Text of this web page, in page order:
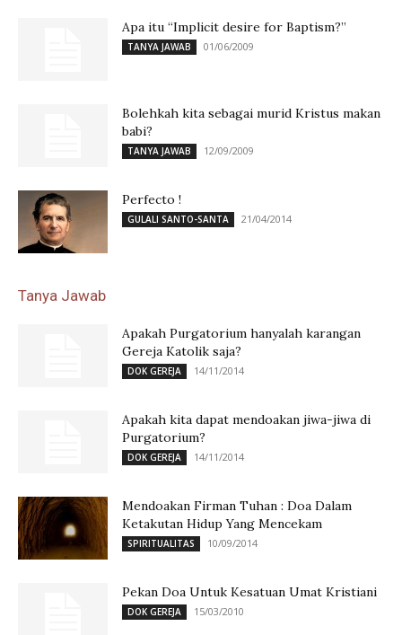
Apa itu “Implicit desire for Baptism?”
TANYA JAWAB 01/06/2009
Bolehkah kita sebagai murid Kristus makan
babi?
TANYA JAWAB 12/09/2009
Perfecto !
GULALI SANTO-SANTA 21/04/2014
Tanya Jawab
Apakah Purgatorium hanyalah karangan
Gereja Katolik saja?
DOK GEREJA 14/11/2014
Apakah kita dapat mendoakan jiwa-jiwa di
Purgatorium?
DOK GEREJA 14/11/2014
Mendoakan Firman Tuhan : Doa Dalam
Ketakutan Hidup Yang Mencekam
SPIRITUALITAS 10/09/2014
Pekan Doa Untuk Kesatuan Umat Kristiani
DOK GEREJA 15/03/2010